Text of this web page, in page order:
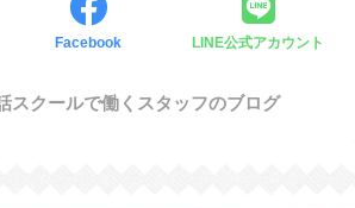
Facebook LINE公式アカウント
スクールで働くスタッフのブログ